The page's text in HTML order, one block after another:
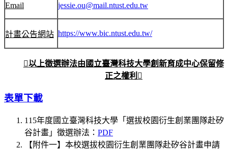
Email jessie.ou@mail.ntust.edu.tw
計畫公告網站 https://www.bic.ntust.edu.tw/
以上徵選辦法由國立臺灣科技大學創新育成中心保留修
正之權利 
表單下載
115年度國立臺灣科技大學「選拔校園衍生創業團隊赴矽
谷計畫」徵選辦法： PDF
【附件一】本校選拔校園衍生創業團隊赴矽谷計畫申請